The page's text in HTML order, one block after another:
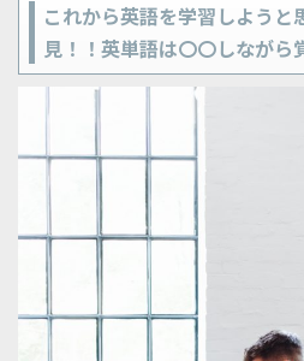
これから英語を学習しようと
見！！英単語は〇〇しながら